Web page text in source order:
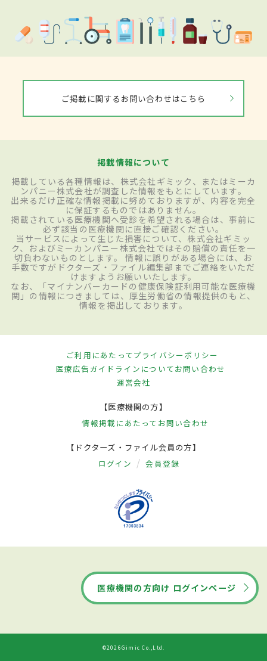
ご掲載に関するお問い合わせはこちら
掲載情報について
掲載している各種情報は、株式会社ギミック、またはミーカ
ンパニー株式会社が調査した情報をもとにしています。
出来るだけ正確な情報掲載に努めておりますが、内容を完全
に保証するものではありません。
掲載されている医療機関へ受診を希望される場合は、事前に
必ず該当の医療機関に直接ご確認ください。
当サービスによって生じた損害について、株式会社ギミッ
ク、およびミーカンパニー株式会社ではその賠償の責任を一
切負わないものとします。 情報に誤りがある場合には、お
手数ですがドクターズ・ファイル編集部までご連絡をいただ
けますようお願いいたします。
なお、「マイナンバーカードの健康保険証利用可能な医療機
関」の情報につきましては、厚生労働省の情報提供のもと、
情報を掲出しております。
ご利用にあたってプライバシーポリシー
医療広告ガイドラインについてお問い合わせ
運営会社
【医療機関の方】
情報掲載にあたって お問い合わせ
【ドクターズ・ファイル会員の方】
ログイン 会員登録
医療機関の方向け ログインページ
©2026Gimic Co.,Ltd.